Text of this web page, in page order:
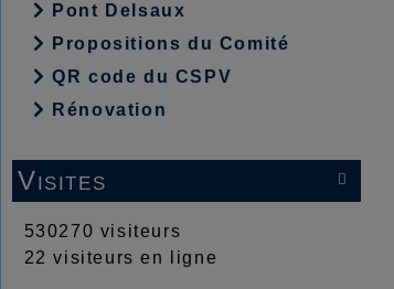
Pont Delsaux
Propositions du Comité
QR code du CSPV
Rénovation

Visites
530270 visiteurs
22 visiteurs en ligne